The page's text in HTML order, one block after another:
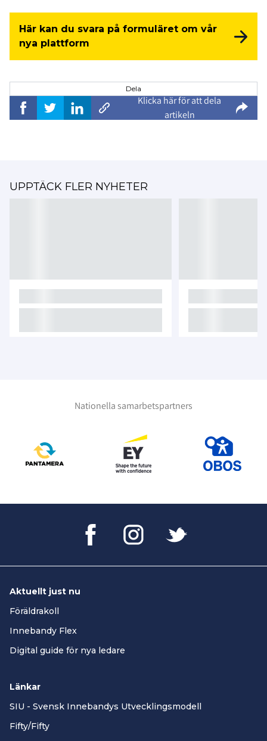
Här kan du svara på formuläret om vår
nya plattform
Dela
Klicka här för att dela
artikeln
UPPTÄCK FLER NYHETER
Nationella samarbetspartners
Aktuellt just nu
Föräldrakoll
Innebandy Flex
Digital guide för nya ledare
Länkar
SIU - Svensk Innebandys Utvecklingsmodell
Fifty/Fifty